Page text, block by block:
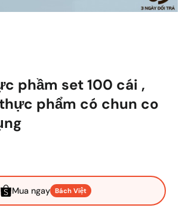
phầm set 100 cái ,
phẩm có chun co
Mua ngay Bách Việt